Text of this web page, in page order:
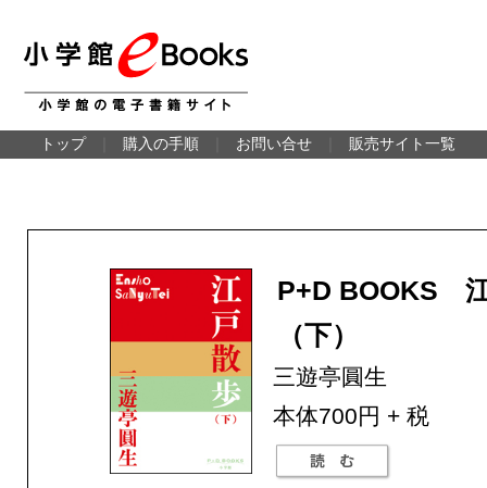
トップ 購入の手順 お問い合せ 販売サイト一覧
P+D BOOKS
（下）
三遊亭圓生
本体700円 + 税